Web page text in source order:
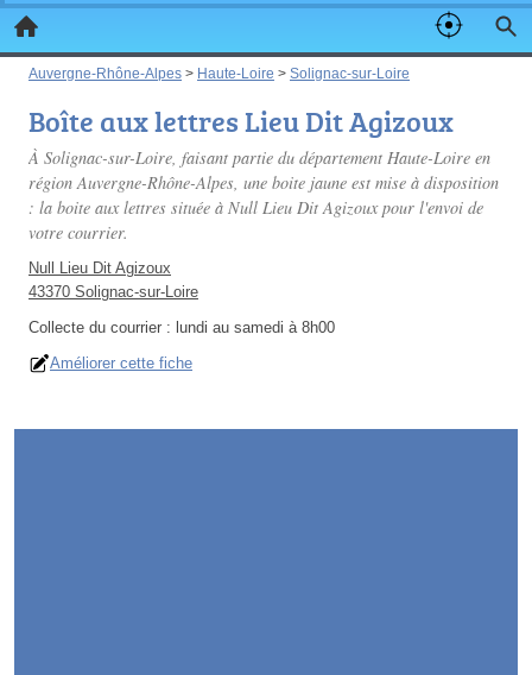
Auvergne-Rhône-Alpes > Haute-Loire > Solignac-sur-Loire
Boîte aux lettres Lieu Dit Agizoux
À Solignac-sur-Loire, faisant partie du département Haute-Loire en
région Auvergne-Rhône-Alpes, une boite jaune est mise à disposition
: la boite aux lettres située à Null Lieu Dit Agizoux pour l'envoi de
votre courrier.
Null Lieu Dit Agizoux
43370 Solignac-sur-Loire
Collecte du courrier : lundi au samedi à 8h00
Améliorer cette fiche